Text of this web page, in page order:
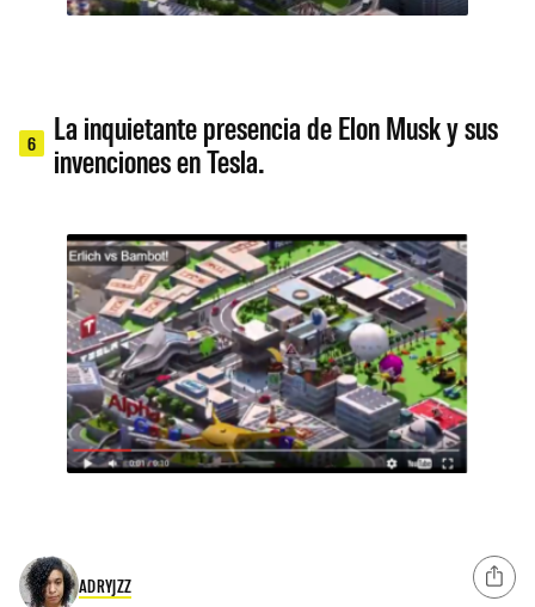
6
La inquietante presencia de Elon Musk y sus
invenciones en Tesla.
ADRYJZZ